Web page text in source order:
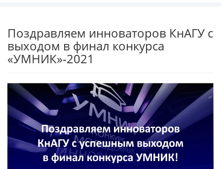
Поздравляем инноваторов КнАГУ с
выходом в финал конкурса
«УМНИК»-2021